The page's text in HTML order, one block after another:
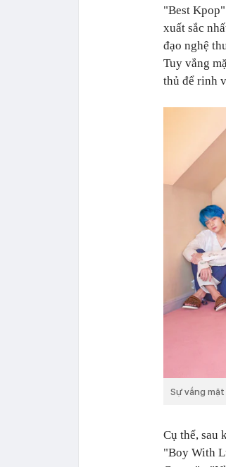
"Best
xuất sắc
đạo nghệ
Tuy vắng
thủ để rinh
Sự vắng mặt
Cụ thể, sau
"Boy With